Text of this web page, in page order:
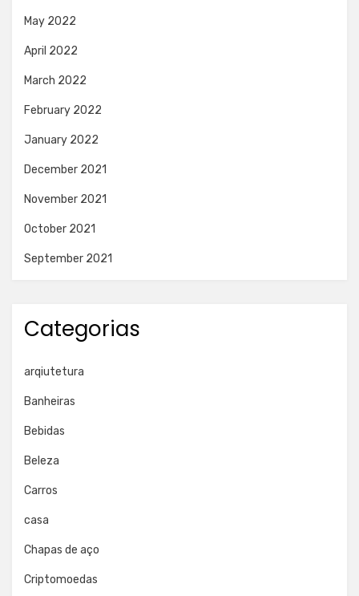
May 2022
April 2022
March 2022
February 2022
January 2022
December 2021
November 2021
October 2021
September 2021
Categorias
arqiutetura
Banheiras
Bebidas
Beleza
Carros
casa
Chapas de aço
Criptomoedas